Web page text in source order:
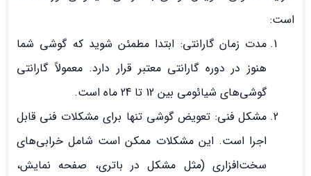
است:
مدت زمان گارانتی: ابتدا مطمئن شوید که گوشی شما
هنوز در دوره گارانتی معتبر قرار دارد. معمولاً گارانتی
گوشی‌های شیائومی بین 12 تا 24 ماه است.
مشکل فنی: تعویض گوشی تنها برای مشکلات فنی قابل
اجرا است. این مشکلات ممکن است شامل خرابی‌های
سخت‌افزاری (مثل مشکل در باتری، صفحه نمایش،